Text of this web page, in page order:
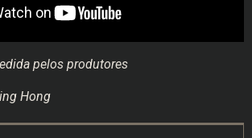
pelos produtores
Hong